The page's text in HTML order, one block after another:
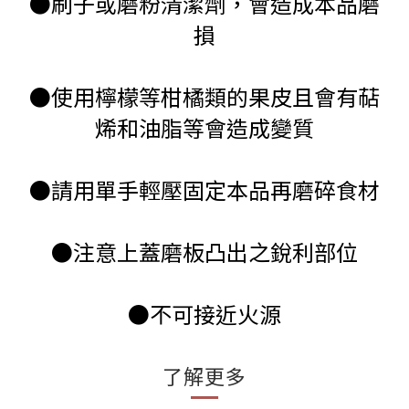
損
●使用檸檬等柑橘類的果皮且會有萜
烯和油脂等會造成變質
●請用單手輕壓固定本品再磨碎食材
●注意上蓋磨板凸出之銳利部位
●不可接近火源
了解更多